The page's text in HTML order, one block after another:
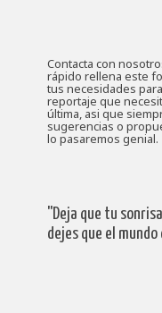
Contacta con
rápido rellena este
tus necesidades
reportaje que
última, asi que
sugerencias o
lo pasaremos
''Deja que tu
dejes que el